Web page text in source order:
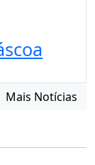
Mais Notícias